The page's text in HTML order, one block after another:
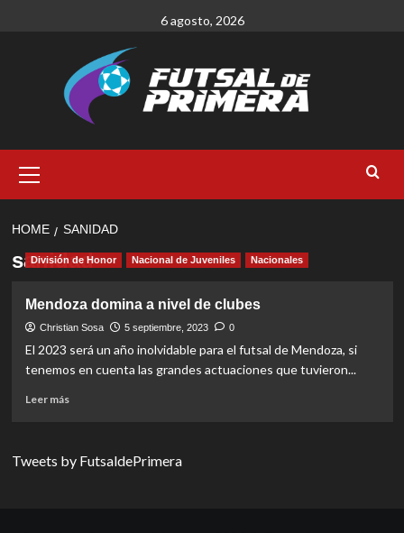
6 agosto, 2026
Menu
HOME SANIDAD
sanidad
División de Honor Nacional de Juveniles Nacionales
Mendoza domina a nivel de clubes
Christian Sosa 5 septiembre, 2023 0
El 2023 será un año inolvidable para el futsal de Mendoza, si
tenemos en cuenta las grandes actuaciones que tuvieron...
Leer másRead
domina
Tweets by FutsaldePrimera